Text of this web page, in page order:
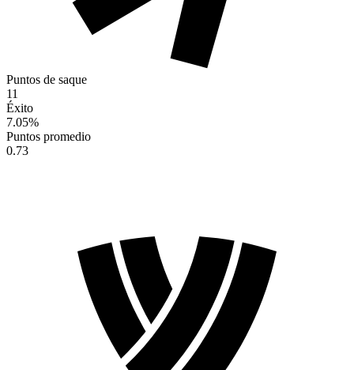
Puntos de saque
11
Éxito
7.05%
Puntos promedio
0.73